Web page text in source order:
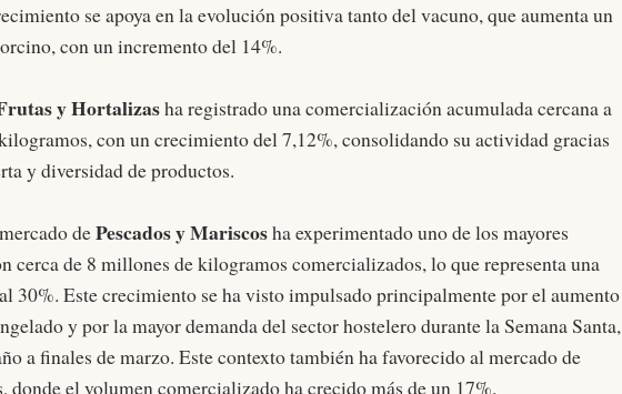
se apoya en la evolución positiva tanto del vacuno, que aumenta un
con un incremento del 14%.
y Hortalizasha registrado una comercialización acumulada cercana a
con un crecimiento del 7,12%, consolidando su actividad gracias
y diversidad de productos.
dePescados y Mariscosha experimentado uno de los mayores
cerca de 8 millones de kilogramos comercializados, lo que representa una
30%. Este crecimiento se ha visto impulsado principalmente por el aumento
y por la mayor demanda del sector hostelero durante la Semana Santa,
a finales de marzo. Este contexto también ha favorecido al mercado de
donde el volumen comercializado ha crecido más de un 17%.